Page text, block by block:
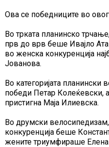
Ова се победниците во
Во трката планинско
прв до врв беше Ивајло
во женска конкуренција
Јованова.
Во категоријата планински
победи Петар Колеќевски,
пристигна Маја Илиевска.
Во друмски
конкуренција беше
жените триумфираше